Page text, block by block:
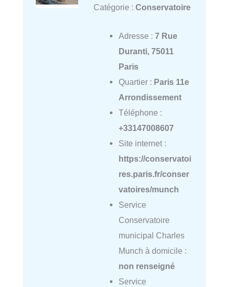
Catégorie : Conservatoire
Adresse : 7 Rue
Duranti, 75011
Paris
Quartier : Paris 11e
Arrondissement
Téléphone :
+33147008607
Site internet :
https://conservatoi
res.paris.fr/conser
vatoires/munch
Service
Conservatoire
municipal Charles
Munch à domicile :
non renseigné
Service